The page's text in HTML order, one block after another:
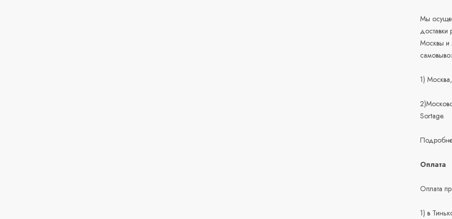
Мы
доставки
Москвы и
1)
Sortage.
Оплата
Оплата
1) в